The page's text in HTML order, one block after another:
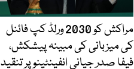
مراکش کو 2030 ورلڈ کپ فائنل
کی میزبانی کی مبینہ پیشکش،
فیفا صدر جیانی انفینٹینو پر تنقید